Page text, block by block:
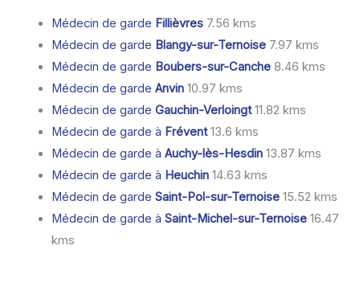
Médecin de garde Fillièvres7.56 kms
Médecin de garde Blangy-sur-Ternoise7.97 kms
Médecin de garde Boubers-sur-Canche8.46 kms
Médecin de garde Anvin10.97 kms
Médecin de garde Gauchin-Verloingt11.82 kms
Médecin de garde à Frévent13.6 kms
Médecin de garde à Auchy-lès-Hesdin13.87 kms
Médecin de garde à Heuchin14.63 kms
Médecin de garde Saint-Pol-sur-Ternoise15.52 kms
Médecin de garde à Saint-Michel-sur-Ternoise16.47
kms